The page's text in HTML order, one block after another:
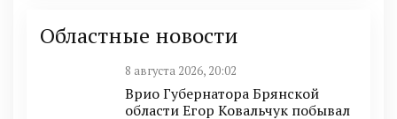
Областные новости
8 августа 2026, 20:02
Врио Губернатора Брянской
области Егор Ковальчук побывал